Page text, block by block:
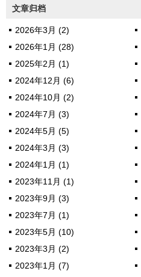
文章归档
2026年3月 (2)
2026年1月 (28)
2025年2月 (1)
2024年12月 (6)
2024年10月 (2)
2024年7月 (3)
2024年5月 (5)
2024年3月 (3)
2024年1月 (1)
2023年11月 (1)
2023年9月 (3)
2023年7月 (1)
2023年5月 (10)
2023年3月 (2)
2023年1月 (7)